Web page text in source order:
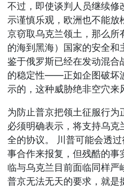
不过，即使谈判人员继续修
示谨慎乐观，欧洲也不能放
京窃取乌克兰领土，那么所
的海到黑海）国家的安全和
鉴于俄罗斯已经在发动混合
的稳定性——正如企图破坏
示的，这种威胁绝非空穴来
为防止普京把领土征服行为
必须明确表示，将支持乌克
全的协议。 川普可能会透
事合作来报复，但残酷的事
临与乌克兰目前面临同样严
普京无法无天的要求，就是